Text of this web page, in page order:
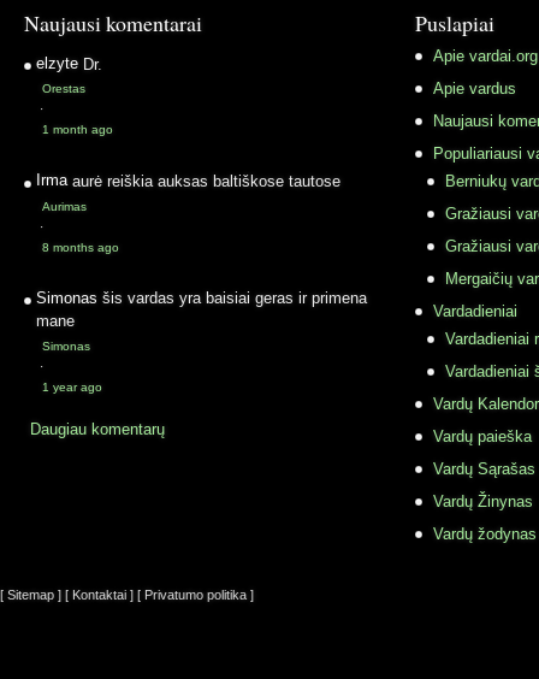
Naujausi komentarai
elzyte Dr.
Orestas
·
1 month ago
Irma aurė reiškia auksas baltiškose tautose
Aurimas
·
8 months ago
Simonas šis vardas yra baisiai geras ir primena
mane
Simonas
·
1 year ago
Daugiau komentarų
Puslapiai
Apie vardai.org
Apie vardus
Naujausi
Populiariausi
Berniukų
Gražiausi
Gražiausi
Mergaičių
Vardadieniai
Vardadieniai
Vardadieniai
Vardų
Vardų paieška
Vardų Sąrašas
Vardų Žinynas
Vardų
[ Sitemap ] [ Kontaktai ] [ Privatumo politika ]